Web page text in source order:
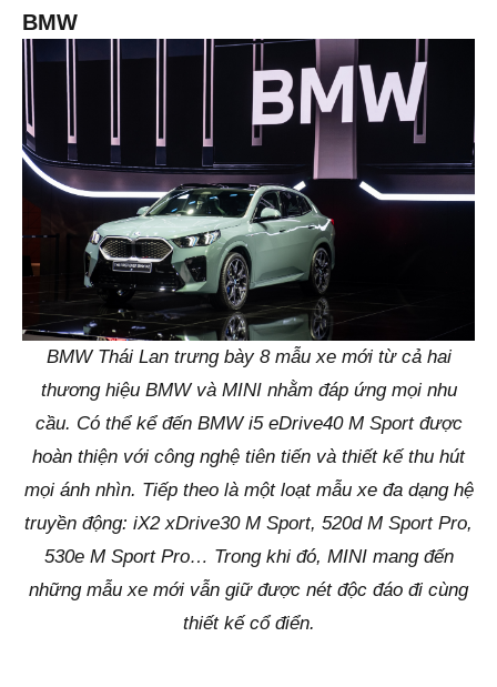
BMW
BMW Thái Lan trưng bày 8 mẫu xe mới từ cả hai
thương hiệu BMW và MINI nhằm đáp ứng mọi nhu
cầu. Có thể kể đến BMW i5 eDrive40 M Sport được
hoàn thiện với công nghệ tiên tiến và thiết kế thu hút
mọi ánh nhìn. Tiếp theo là một loạt mẫu xe đa dạng hệ
truyền động: iX2 xDrive30 M Sport, 520d M Sport Pro,
530e M Sport Pro… Trong khi đó, MINI mang đến
những mẫu xe mới vẫn giữ được nét độc đáo đi cùng
thiết kế cổ điển.